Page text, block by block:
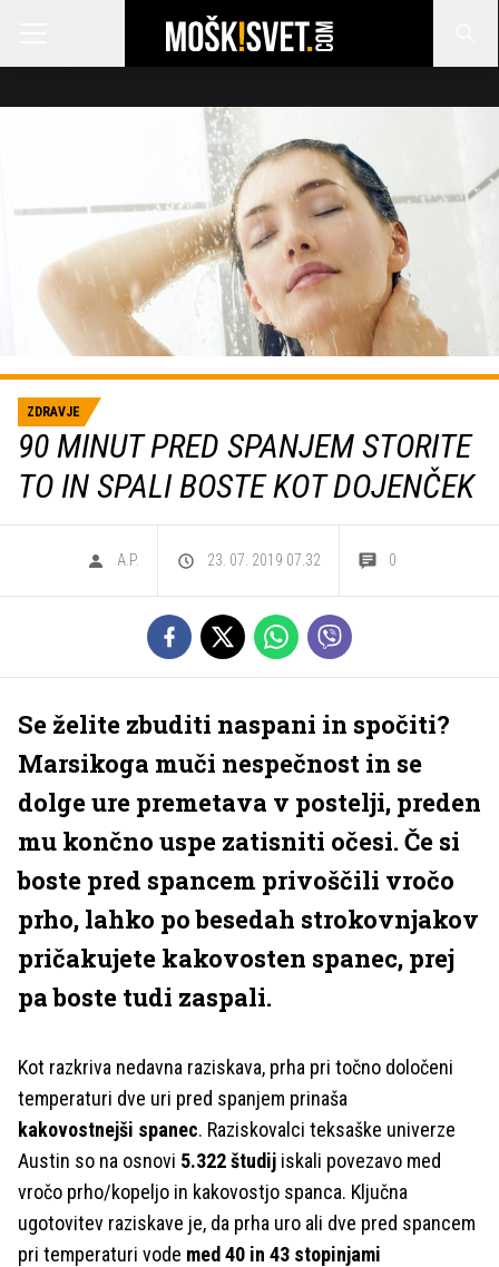
ZDRAVJE
90 MINUT PRED SPANJEM STORITE
TO IN SPALI BOSTE KOT DOJENČEK
A.P. 23. 07. 2019 07.32 0
Se želite zbuditi naspani in spočiti?
Marsikoga muči nespečnost in se
dolge ure premetava v postelji, preden
mu končno uspe zatisniti očesi. Če si
boste pred spancem privoščili vročo
prho, lahko po besedah strokovnjakov
pričakujete kakovosten spanec, prej
pa boste tudi zaspali.
Kot razkriva nedavna raziskava, prha pri točno določeni
temperaturi dve uri pred spanjem prinaša
kakovostnejši spanec. Raziskovalci teksaške univerze
Austin so na osnovi 5.322 študij iskali povezavo med
vročo prho/kopeljo in kakovostjo spanca. Ključna
ugotovitev raziskave je, da prha uro ali dve pred spancem
pri temperaturi vode med 40 in 43 stopinjami